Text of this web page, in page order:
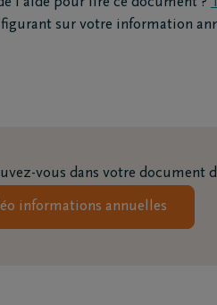
Blog
Penser à demain
l'aide pour lire ce document ?
sur votre information
vous dans votre document
informations annuelles